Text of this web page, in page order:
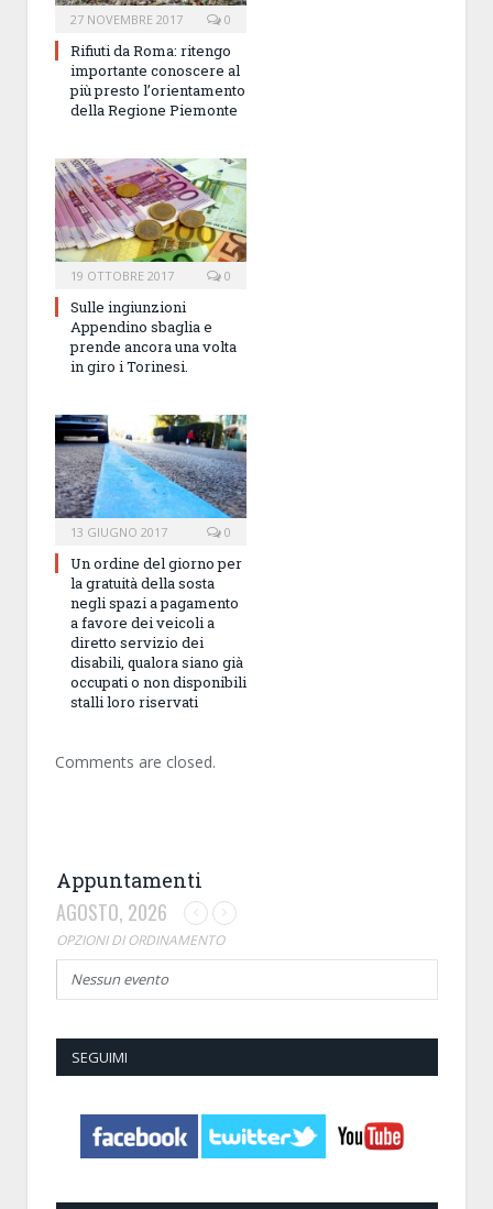
27 NOVEMBRE 2017 0
Rifiuti da Roma: ritengo
importante conoscere al
più presto l’orientamento
della Regione Piemonte
19 OTTOBRE 2017 0
Sulle ingiunzioni
Appendino sbaglia e
prende ancora una volta
in giro i Torinesi.
13 GIUGNO 2017 0
Un ordine del giorno per
la gratuità della sosta
negli spazi a pagamento
a favore dei veicoli a
diretto servizio dei
disabili, qualora siano già
occupati o non disponibili
stalli loro riservati
Comments are closed.
Appuntamenti
AGOSTO, 2026
OPZIONI DI ORDINAMENTO
Nessun evento
SEGUIMI